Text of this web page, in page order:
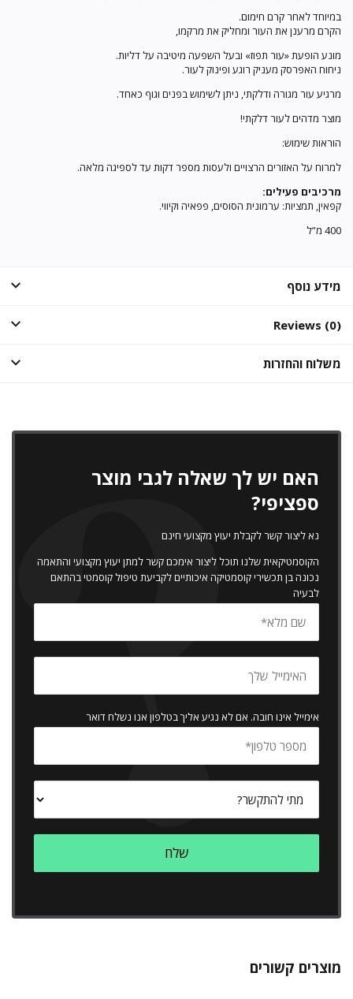
במיוחד לאחר קרם חימום.
הקרם מרענן את העור ומחליק את מרקמו,
מונע הופעת «עור תפוז» ובעל השפעה מיטיבה על דליות.
ניחוח האפרסק מעניק רוגע ופינוק לעור.
מרגיע עור מגורה ודלקתי, ניתן לשימוש בפנים וגוף כאחד.
מוצר מדהים לעור דלקתי!
הוראות שימוש:
למרוח על האזורים הרצויים ולעסות מספר דקות עד לספיגה מלאה.
מרכיבים פעילים:
קפאין, תמציות: ערמונית הסוסים, פפאיה וקיווי.
400 מ”ל
מידע נוסף
Reviews (0)
משלוח והחזרות
האם יש לך שאלה לגבי מוצר
ספציפי?
נא ליצור קשר לקבלת יעוץ מקצועי חינם
הקוסמטיקאית שלנו תוכל ליצור אימכם קשר למתן יעוץ מקצועי והתאמה
נכונה בן תכשירי קוסמטיקה איכותיים לקביעת טיפול קוסמטי בהתאם
לבעיה
אימייל אינו חובה. אם לא נגיע אליך בטלפון אנו נשלח דואר
מוצרים קשורים